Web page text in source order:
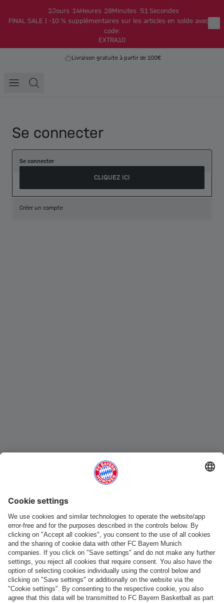
2Jours 14Heures 28Minutes 51 Secondes
FINAL SALE | -10 % supplémentaires sur les articles en solde avec le
code:
EXTRA10
Livraison gratuite à partir de 100€
Se connecter
Se connecter
CLIQUEZ ICI
Créer un compte